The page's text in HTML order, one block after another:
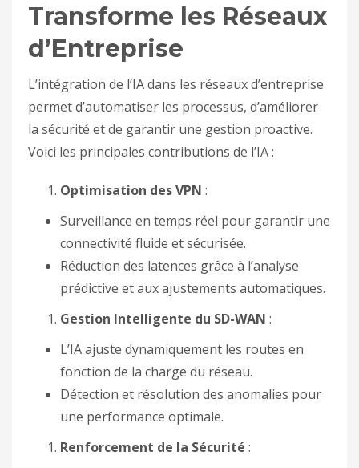
Transforme les Réseaux
d’Entreprise
L’intégration de l’IA dans les réseaux d’entreprise
permet d’automatiser les processus, d’améliorer
la sécurité et de garantir une gestion proactive.
Voici les principales contributions de l’IA :
Optimisation des VPN :
Surveillance en temps réel pour garantir une
connectivité fluide et sécurisée.
Réduction des latences grâce à l’analyse
prédictive et aux ajustements automatiques.
Gestion Intelligente du SD-WAN :
L’IA ajuste dynamiquement les routes en
fonction de la charge du réseau.
Détection et résolution des anomalies pour
une performance optimale.
Renforcement de la Sécurité :